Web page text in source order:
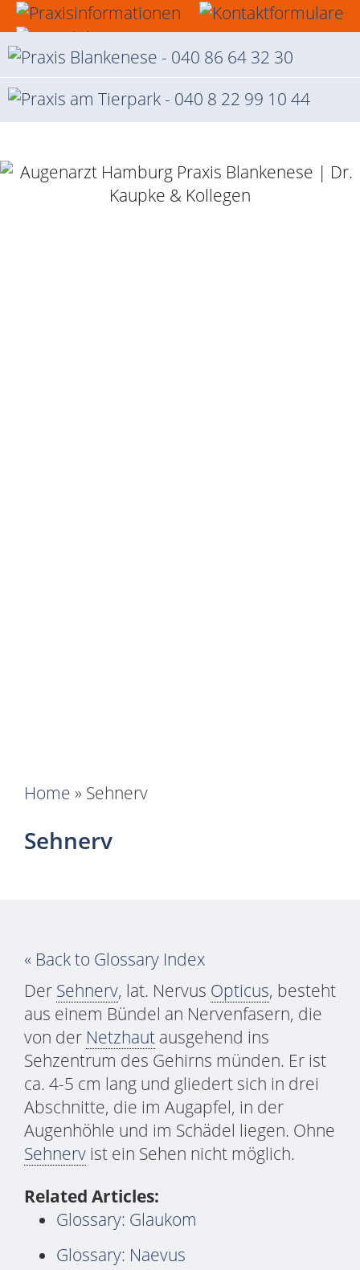
Home » Sehnerv
Sehnerv
« Back to Glossary Index
Der Sehnerv, lat. Nervus Opticus, besteht
aus einem Bündel an Nervenfasern, die
von der Netzhaut ausgehend ins
Sehzentrum des Gehirns münden. Er ist
ca. 4-5 cm lang und gliedert sich in drei
Abschnitte, die im Augapfel, in der
Augenhöhle und im Schädel liegen. Ohne
Sehnerv ist ein Sehen nicht möglich.
Related Articles:
Glossary: Glaukom
Glossary: Naevus